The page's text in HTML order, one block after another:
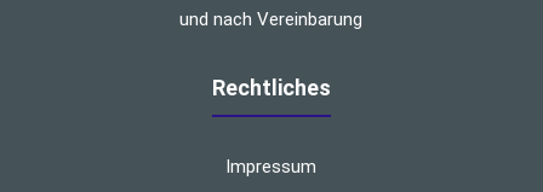
und nach Vereinbarung
Rechtliches
Impressum